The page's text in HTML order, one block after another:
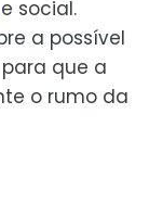
e social.
a possível
que a
o rumo da